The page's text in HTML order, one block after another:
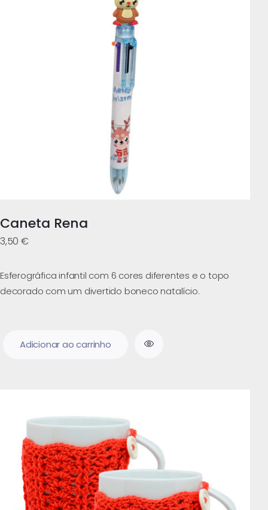
Caneta Rena
3,50 €
Esferográfica infantil com 6 cores diferentes e o topo
decorado com um divertido boneco natalício.
Adicionar ao carrinho